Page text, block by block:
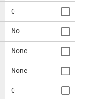
0
No
None
None
0